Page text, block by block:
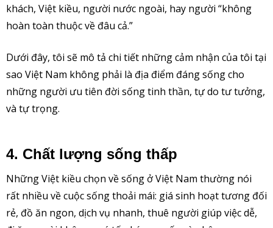
khách, Việt kiều, người nước ngoài, hay người “không
hoàn toàn thuộc về đâu cả.”
Dưới đây, tôi sẽ mô tả chi tiết những cảm nhận của tôi tại
sao Việt Nam không phải là địa điểm đáng sống cho
những người ưu tiên đời sống tinh thần, tự do tư tưởng,
và tự trọng.
4. Chất lượng sống thấp
Những Việt kiều chọn về sống ở Việt Nam thường nói
rất nhiều về cuộc sống thoải mái: giá sinh hoạt tương đối
rẻ, đồ ăn ngon, dịch vụ nhanh, thuê người giúp việc dễ,